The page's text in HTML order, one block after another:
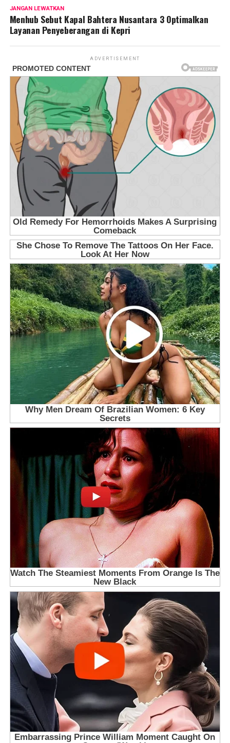
JANGAN LEWATKAN
Menhub Sebut Kapal Bahtera Nusantara 3 Optimalkan
Layanan Penyeberangan di Kepri
ADVERTISEMENT